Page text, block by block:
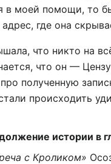
в моей помощи, то
где она
что никто на
что он —
полученную
происходить
истории в
с Кроликом»